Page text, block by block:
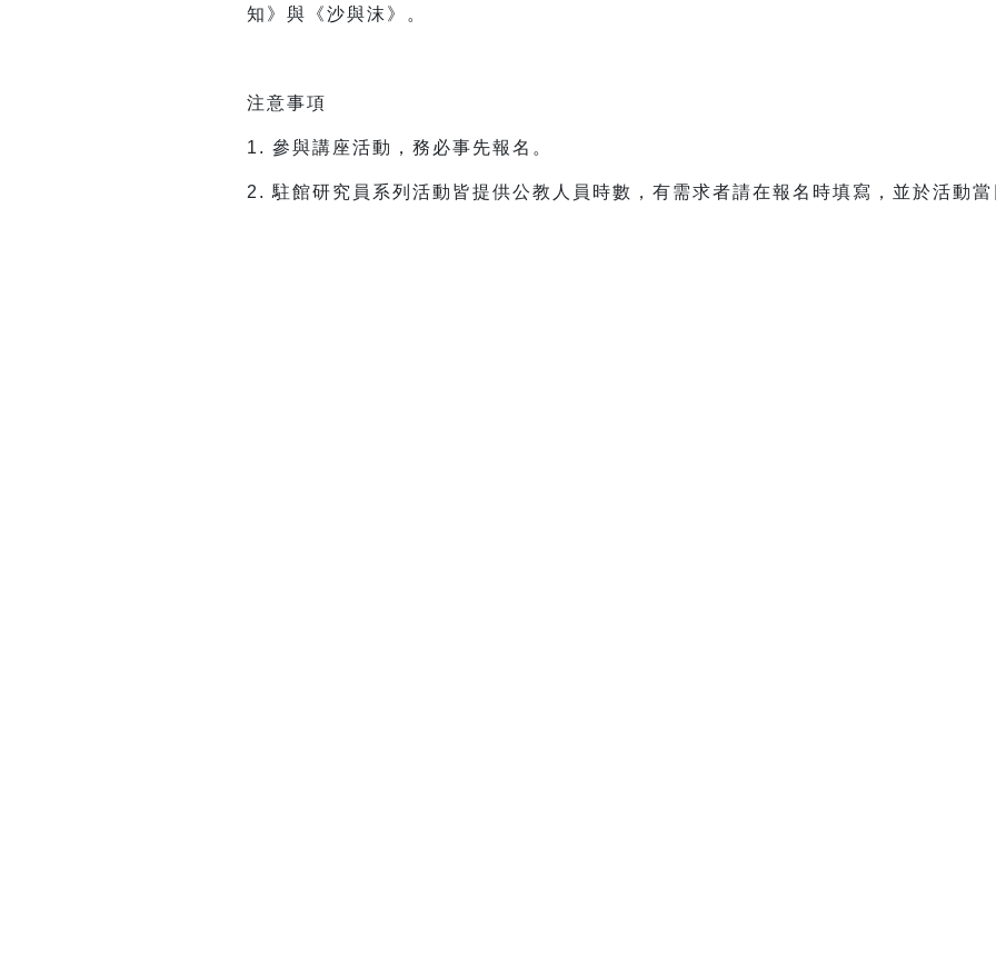
知》與《沙與沫》。
注意事項
1. 參與講座活動，務必事先報名。
2. 駐館研究員系列活動皆提供公教人員時數，有需求者請在報名時填寫，並於活動當